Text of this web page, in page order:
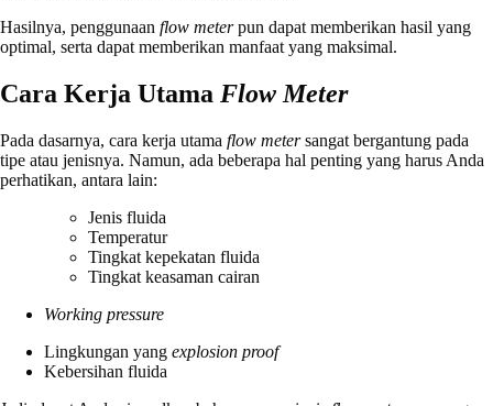
Hasilnya, penggunaan flow meterpun dapat memberikan hasil yang
optimal, serta dapat memberikan manfaat yang maksimal.
Cara Kerja Utama Flow Meter
Pada dasarnya, cara kerja utama flow metersangat bergantung pada
tipe atau jenisnya. Namun, ada beberapa hal penting yang harus Anda
perhatikan, antara lain:
Jenis fluida
Temperatur
Tingkat kepekatan fluida
Tingkat keasaman cairan
Working pressure
Lingkungan yang explosion proof
Kebersihan fluida